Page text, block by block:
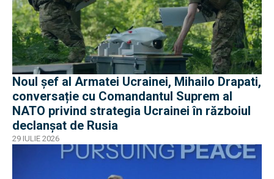
Noul șef al Armatei Ucrainei, Mihailo Drapati,
conversație cu Comandantul Suprem al
NATO privind strategia Ucrainei în războiul
declanșat de Rusia
29 IULIE 2026